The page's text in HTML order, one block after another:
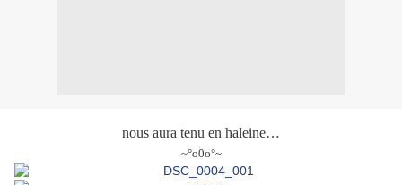
nous aura tenu en haleine…
~°o0o°~